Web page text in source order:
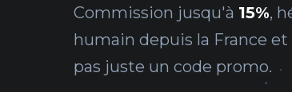
Commission jusqu'à 15%,
humain depuis la France
pas juste un code promo.